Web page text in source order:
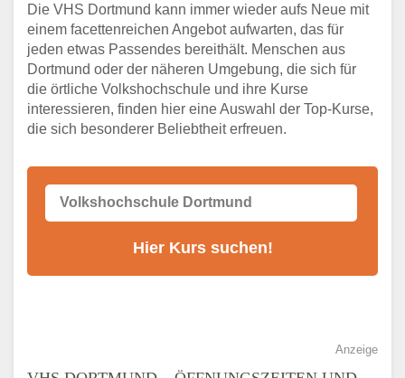
Telefonnummer
Stellenangebote der Volkshochschule
Dortmund
Online-Kurse – Alternative Angebote zum
VHS-Kurs
Alternativen zum VHS Programm 2026 in
Die VHS Dortmund kann immer wieder aufs Neue mit
einem facettenreichen Angebot aufwarten, das für
jeden etwas Passendes bereithält. Menschen aus
Dortmund oder der näheren Umgebung, die sich für
die örtliche Volkshochschule und ihre Kurse
interessieren, finden hier eine Auswahl der Top-Kurse,
die sich besonderer Beliebtheit erfreuen.
Anzeige